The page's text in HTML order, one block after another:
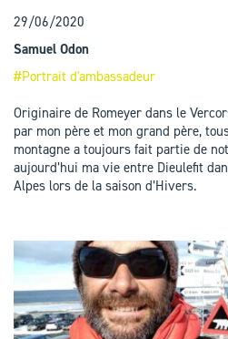
29/06/2020
Samuel Odon
#Portrait d'ambassadeur
Originaire de Romeyer dans le
par mon père et mon grand père,
montagne a toujours fait partie de
aujourd’hui ma vie entre Dieulefit
Alpes lors de la saison d’Hivers.